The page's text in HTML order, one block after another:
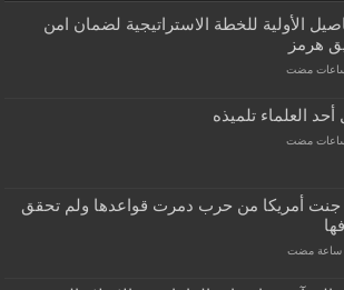
الأولية للخطة الاستراتيجية لضمان امن
هرمز
العلماء تلميذه
جنت أمريكا من حرب دمرت قواعدها ولم تحقق